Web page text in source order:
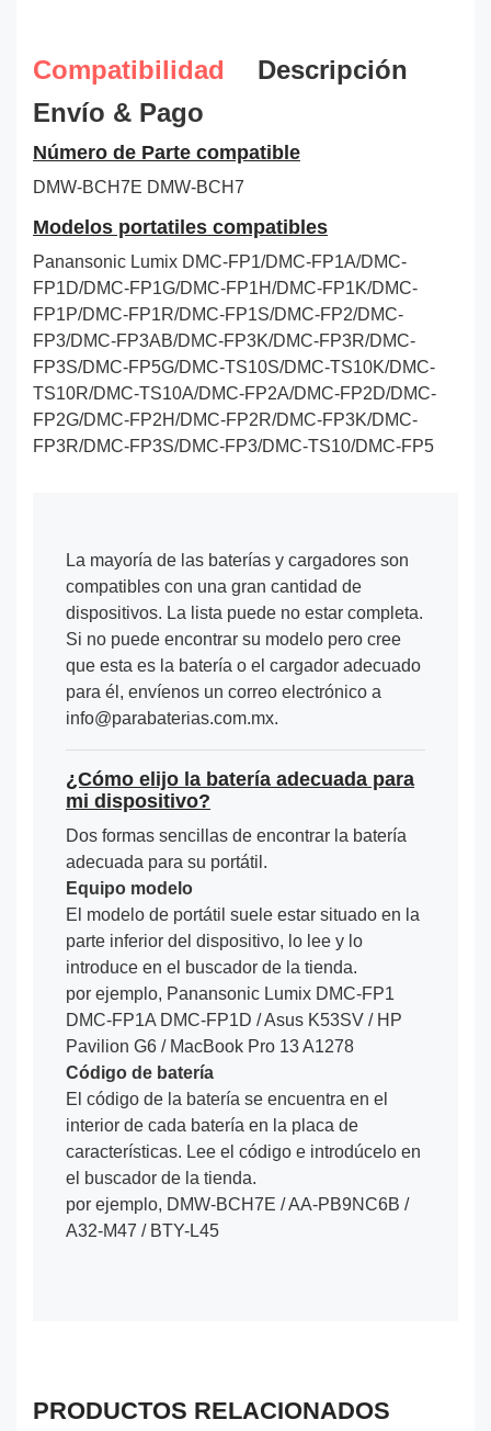
Compatibilidad
Descripción
Envío & Pago
Número de Parte compatible
DMW-BCH7E DMW-BCH7
Modelos portatiles compatibles
Panansonic Lumix DMC-FP1/DMC-FP1A/DMC-
FP1D/DMC-FP1G/DMC-FP1H/DMC-FP1K/DMC-
FP1P/DMC-FP1R/DMC-FP1S/DMC-FP2/DMC-
FP3/DMC-FP3AB/DMC-FP3K/DMC-FP3R/DMC-
FP3S/DMC-FP5G/DMC-TS10S/DMC-TS10K/DMC-
TS10R/DMC-TS10A/DMC-FP2A/DMC-FP2D/DMC-
FP2G/DMC-FP2H/DMC-FP2R/DMC-FP3K/DMC-
FP3R/DMC-FP3S/DMC-FP3/DMC-TS10/DMC-FP5
La mayoría de las baterías y cargadores son
compatibles con una gran cantidad de
dispositivos. La lista puede no estar completa.
Si no puede encontrar su modelo pero cree
que esta es la batería o el cargador adecuado
para él, envíenos un correo electrónico a
info@parabaterias.com.mx.
¿Cómo elijo la batería adecuada para
mi dispositivo?
Dos formas sencillas de encontrar la batería
adecuada para su portátil.
Equipo modelo
El modelo de portátil suele estar situado en la
parte inferior del dispositivo, lo lee y lo
introduce en el buscador de la tienda.
por ejemplo, Panansonic Lumix DMC-FP1
DMC-FP1A DMC-FP1D / Asus K53SV / HP
Pavilion G6 / MacBook Pro 13 A1278
Código de batería
El código de la batería se encuentra en el
interior de cada batería en la placa de
características. Lee el código e introdúcelo en
el buscador de la tienda.
por ejemplo, DMW-BCH7E / AA-PB9NC6B /
A32-M47 / BTY-L45
PRODUCTOS RELACIONADOS